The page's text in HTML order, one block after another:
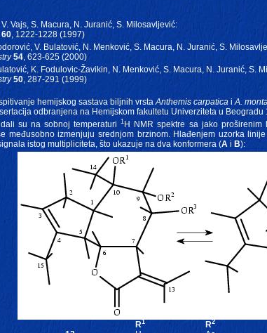
Vajs, S. Macura, N. Juranić, S. Milosavljević:
60, 1222-1228 (1997)
V. Bulatović, N. Menković, S. Macura, N. Juranić, S.
54, 623-625 (2000)
K. Fodulovic-Žavikin, N. Menković, S. Macura, N. Juranić, S.
50, 287-291 (1999)
hemijskog sastava biljnih vrstaAnthemis carpatica iA.
odbranjena na Hemijskom fakultetu Univerziteta u Beogradu
dali su na sobnoj temperaturi1 H NMR spektre sa jako
međusobno izmenjuju srednjom brzinom. Hlađenjem uzorka
istog multipliciteta, što ukazuje na dva konformera (A i B):
R1 R2